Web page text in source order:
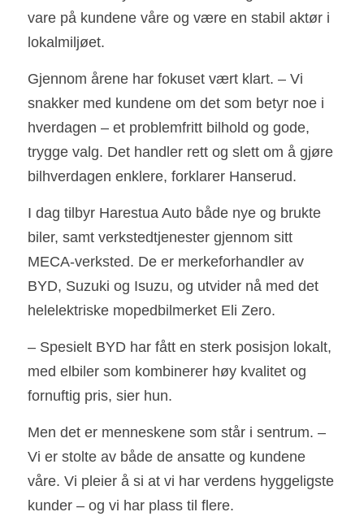
vare på kundene våre og være en stabil aktør i
lokalmiljøet.
Gjennom årene har fokuset vært klart. – Vi
snakker med kundene om det som betyr noe i
hverdagen – et problemfritt bilhold og gode,
trygge valg. Det handler rett og slett om å gjøre
bilhverdagen enklere, forklarer Hanserud.
I dag tilbyr Harestua Auto både nye og brukte
biler, samt verkstedtjenester gjennom sitt
MECA-verksted. De er merkeforhandler av
BYD, Suzuki og Isuzu, og utvider nå med det
helelektriske mopedbilmerket Eli Zero.
– Spesielt BYD har fått en sterk posisjon lokalt,
med elbiler som kombinerer høy kvalitet og
fornuftig pris, sier hun.
Men det er menneskene som står i sentrum. –
Vi er stolte av både de ansatte og kundene
våre. Vi pleier å si at vi har verdens hyggeligste
kunder – og vi har plass til flere.